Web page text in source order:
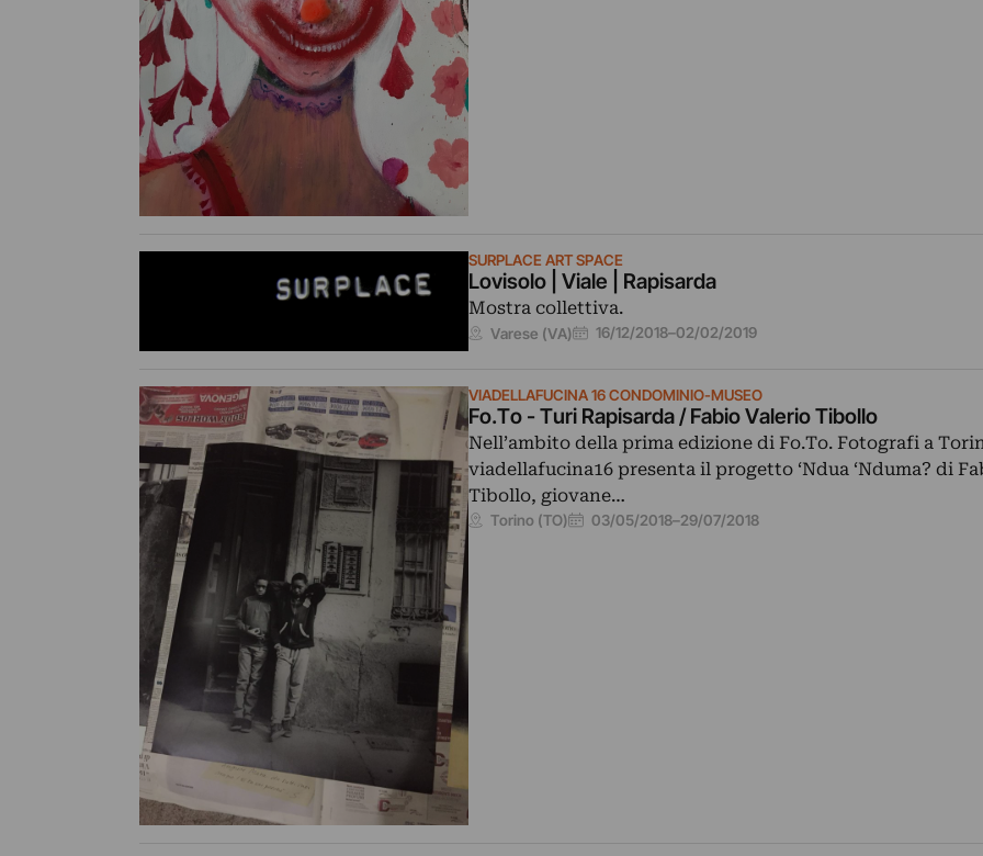
SURPLACE ART SPACE
Lovisolo | Viale | Rapisarda
Mostra collettiva.
Varese (VA) 16/12/2018–02/02/2019
VIADELLAFUCINA 16 CONDOMINIO-MUSEO
Fo.To - Turi Rapisarda / Fabio Valerio Tibollo
Nell’ambito della prima edizione di Fo.To. Fotografi a
viadellafucina16 presenta il progetto ‘Ndua ‘Nduma? di
Tibollo, giovane…
Torino (TO) 03/05/2018–29/07/2018